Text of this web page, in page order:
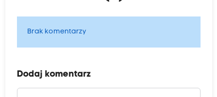
Brak komentarzy
Dodaj komentarz